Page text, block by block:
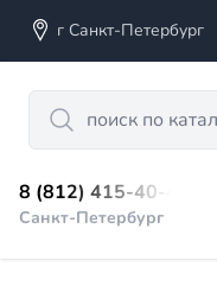
г Санкт-Петербург
Search
8 (812) 415-40-45
Санкт-Петербург